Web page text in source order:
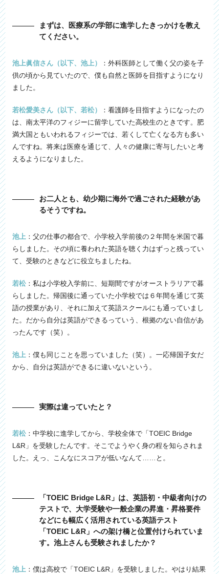
まずは、医療系の学部に進学したきっかけを教え
てください。
池上眞信さん（以下、池上）
：外科医師として働く父の姿を子
供の頃から見ていたので、僕も自然と医師を目指すようになり
ました。
若松愛美さん（以下、若松）
：看護師を目指すようになったの
は、南太平洋のフィジーに留学していた高校生のときです。肥
満大国ともいわれるフィジーでは、若くして亡くなる方も多い
んですね。将来は医療を通じて、人々の健康に寄与したいと考
えるようになりました。
お二人とも、幼少期に海外で過ごされた経験があ
るそうですね。
池上 ：父の仕事の都合で、小学校入学前後の２年間を米国で暮
らしました。その頃に養われた英語を聴く力はずっと残ってい
て、受験のときなどに役立ちましたね。
若松 ：私は小学校入学前に、短期間ですがオーストラリアで暮
らしました。帰国後に通っていた小学校では６年間を通じて英
語の授業があり、それに加えて英語スクールにも通っていまし
た。だから自分は英語ができるっていう、根拠のない自信があ
ったんです（笑）。
池上 ：僕も同じことを思っていました（笑）。一応帰国子女だ
から、自分は英語ができるに違いないという。
実際は違っていたと？
若松 ：中学校に進学してから、学校全体で「TOEIC Bridge
L&R」を受験したんです。そこでようやく身の程を知らされま
した。えっ、こんなにスコアが低いなんて……と。
「TOEIC Bridge L&R」は、英語初・中級者向けの
テストで、大学受験や一般企業の昇進・昇格要件
などにも幅広く活用されている英語テスト
「TOEIC L&R」への架け橋と位置付けられていま
す。池上さんも受験されましたか？
池上 ：僕は高校で「TOEIC L&R」を受験しました。やはり結果